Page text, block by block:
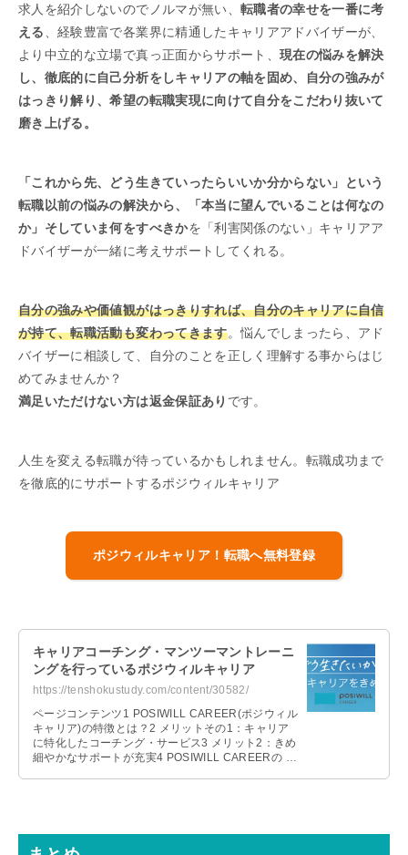
求人を紹介しないのでノルマが無い、 転職者の幸せを一番に考
える
、経験豊富で各業界に精通したキャリアアドバイザーが、
より中立的な立場で真っ正面からサポート、 現在の悩みを解決
し、徹底的に自己分析をしキャリアの軸を固め、自分の強みが
はっきり解り、希望の転職実現に向けて自分をこだわり抜いて
磨き上げる。
「これから先、どう生きていったらいいか分からない」という
転職以前の悩みの解決から、「本当に望んでいることは何なの
か」そしていま何をすべきかを「利害関係のない」キャリアア
ドバイザーが一緒に考えサポートしてくれる。
自分の強みや価値観がはっきりすれば、自分のキャリアに自信
が持て、転職活動も変わってきます。悩んでしまったら、アド
バイザーに相談して、自分のことを正しく理解する事からはじ
めてみませんか？
満足いただけない方は返金保証あり です。
人生を変える転職が待っているかもしれません。転職成功まで
を徹底的にサポートするポジウィルキャリア
ポジウィルキャリア！転職へ無料登録
キャリアコーチング・マンツーマントレーニ
ングを行っているポジウィルキャリア
https://tenshokustudy.com/content/30582/
ページコンテンツ1 POSIWILL CAREER(ポジウィル
キャリア)の特徴とは？2 メリットその1：キャリア
に特化したコーチング・サービス3 メリット2：きめ
細やかなサポートが充実4 POSIWILL CAREERの …